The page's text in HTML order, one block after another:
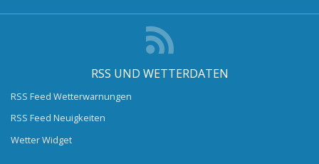
RSS UND WETTERDATEN
RSS Feed Wetterwarnungen
RSS Feed Neuigkeiten
Wetter Widget